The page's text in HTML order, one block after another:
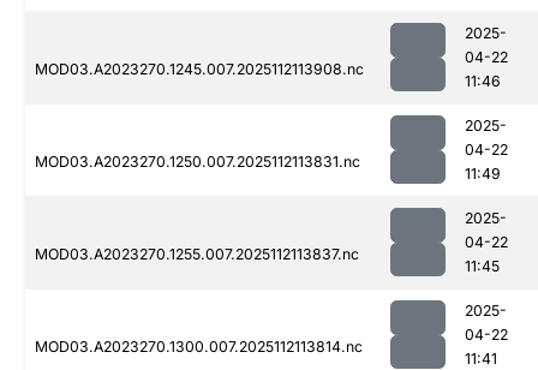
MOD03.A2023270.1245.007.2025112113908.nc
2025-
04-22
11:46
MOD03.A2023270.1250.007.2025112113831.nc
2025-
04-22
11:49
MOD03.A2023270.1255.007.2025112113837.nc
2025-
04-22
11:45
MOD03.A2023270.1300.007.2025112113814.nc
2025-
04-22
11:41